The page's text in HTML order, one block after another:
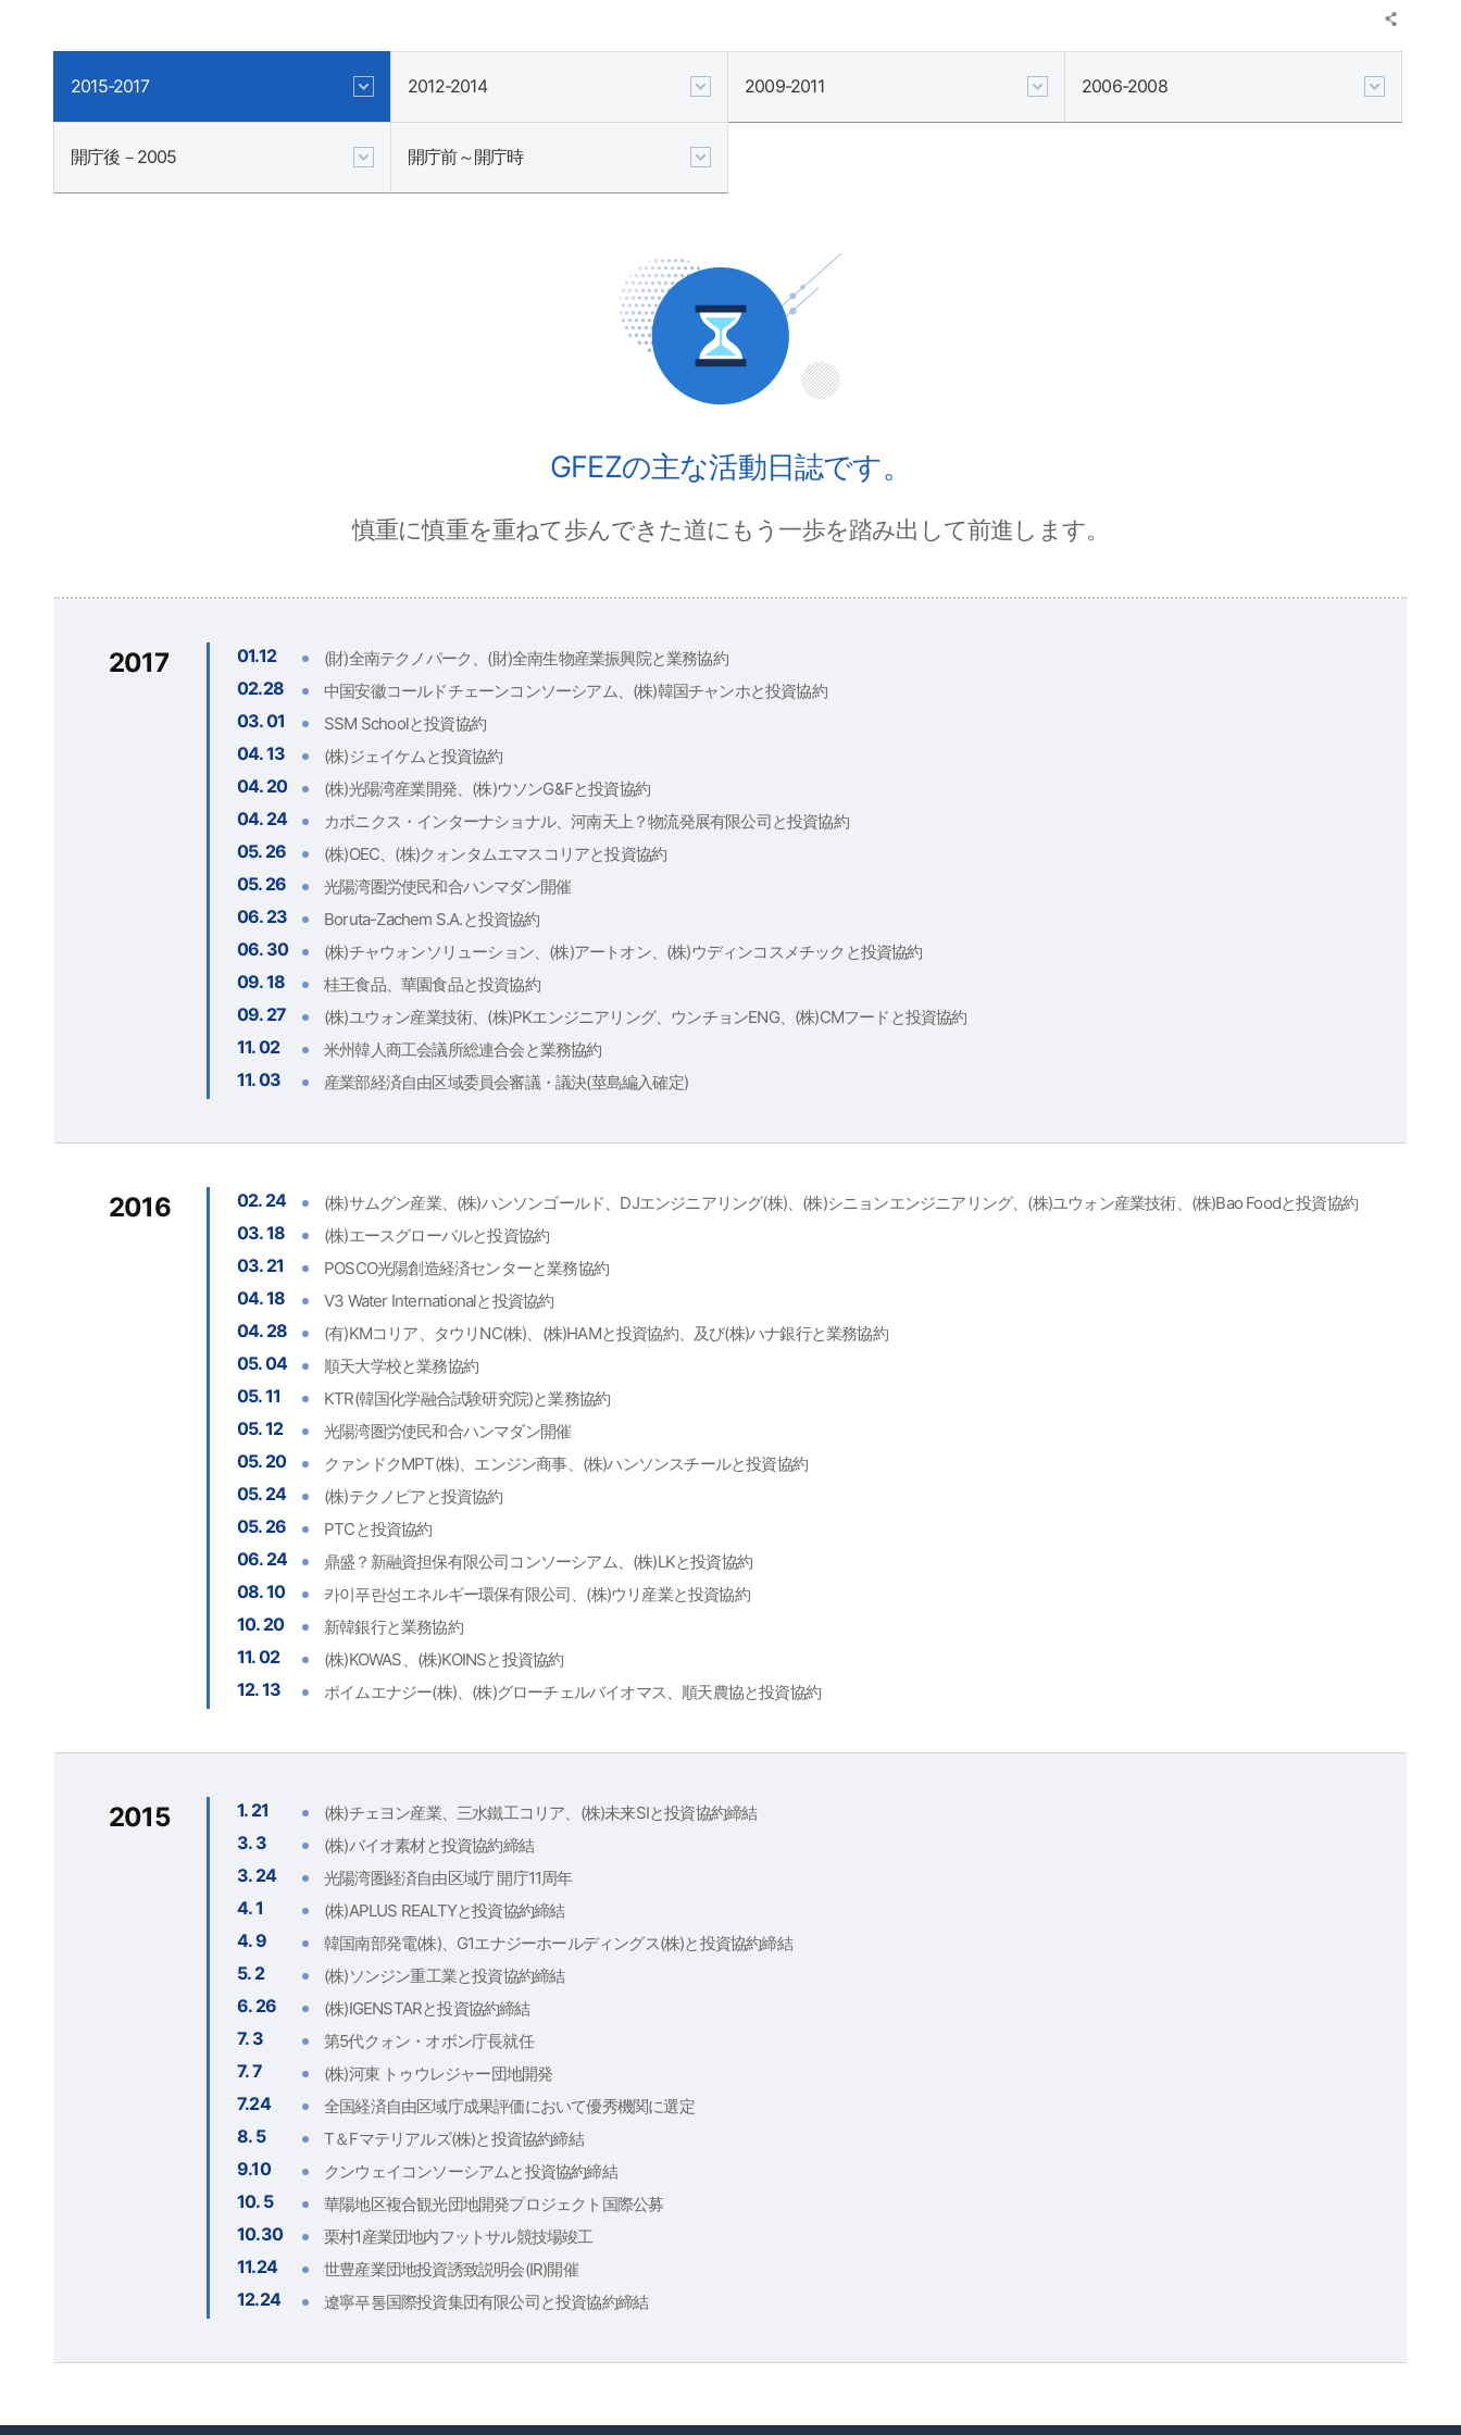
2015-2017 2012-2014 2009-2011 2006-2008
開庁後－2005 開庁前～開庁時
GFEZの主な活動日誌です。
慎重に慎重を重ねて歩んできた道にもう一歩を踏み出して前進します。
2017 01.12 (財)全南テクノパーク、(財)全南生物産業振興院と業務協約
02.28 中国安徽コールドチェーンコンソーシアム、(株)韓国チャンホと投資協約
03. 01 SSM Schoolと投資協約
04. 13 (株)ジェイケムと投資協約
04. 20 (株)光陽湾産業開発、(株)ウソンG&Fと投資協約
04. 24 カボニクス・インターナショナル、河南天上？物流発展有限公司と投資協約
05. 26 (株)OEC、(株)クォンタムエマスコリアと投資協約
05. 26 光陽湾圏労使民和合ハンマダン開催
06. 23 Boruta-Zachem S.A.と投資協約
06. 30 (株)チャウォンソリューション、(株)アートオン、(株)ウディンコスメチックと投資協約
09. 18 桂王食品、華園食品と投資協約
09. 27 (株)ユウォン産業技術、(株)PKエンジニアリング、ウンチョンENG、(株)CMフードと投資協約
11. 02 米州韓人商工会議所総連合会と業務協約
11. 03 産業部経済自由区域委員会審議・議決(莖島編入確定)
2016 02. 24 (株)サムグン産業、(株)ハンソンゴールド、DJエンジニアリング(株)、(株)シニョンエンジニアリング、(株)ユウォン産業技術、(株)Bao Foodと投資協約
03. 18 (株)エースグローバルと投資協約
03. 21 POSCO光陽創造経済センターと業務協約
04. 18 V3 Water Internationalと投資協約
04. 28 (有)KMコリア、タウリNC(株)、(株)HAMと投資協約、及び(株)ハナ銀行と業務協約
05. 04 順天大学校と業務協約
05. 11 KTR(韓国化学融合試験研究院)と業務協約
05. 12 光陽湾圏労使民和合ハンマダン開催
05. 20 クァンドクMPT(株)、エンジン商事、(株)ハンソンスチールと投資協約
05. 24 (株)テクノピアと投資協約
05. 26 PTCと投資協約
06. 24 鼎盛？新融資担保有限公司コンソーシアム、(株)LKと投資協約
08. 10 카이푸란성エネルギー環保有限公司、(株)ウリ産業と投資協約
10. 20 新韓銀行と業務協約
11. 02 (株)KOWAS、(株)KOINSと投資協約
12. 13 ポイムエナジー(株)、(株)グローチェルバイオマス、順天農協と投資協約
2015 1. 21 (株)チェヨン産業、三水鐵工コリア、(株)未来SIと投資協約締結
3. 3 (株)バイオ素材と投資協約締結
3. 24 光陽湾圏経済自由区域庁 開庁11周年
4. 1 (株)APLUS REALTYと投資協約締結
4. 9 韓国南部発電(株)、G1エナジーホールディングス(株)と投資協約締結
5. 2 (株)ソンジン重工業と投資協約締結
6. 26 (株)IGENSTARと投資協約締結
7. 3 第5代クォン・オボン庁長就任
7. 7 (株)河東 トゥウレジャー団地開発
7.24 全国経済自由区域庁成果評価において優秀機関に選定
8. 5 T＆Fマテリアルズ(株)と投資協約締結
9.10 クンウェイコンソーシアムと投資協約締結
10. 5 華陽地区複合観光団地開発プロジェクト国際公募
10.30 栗村1産業団地内フットサル競技場竣工
11.24 世豊産業団地投資誘致説明会(IR)開催
12.24 遼寧푸통国際投資集団有限公司と投資協約締結